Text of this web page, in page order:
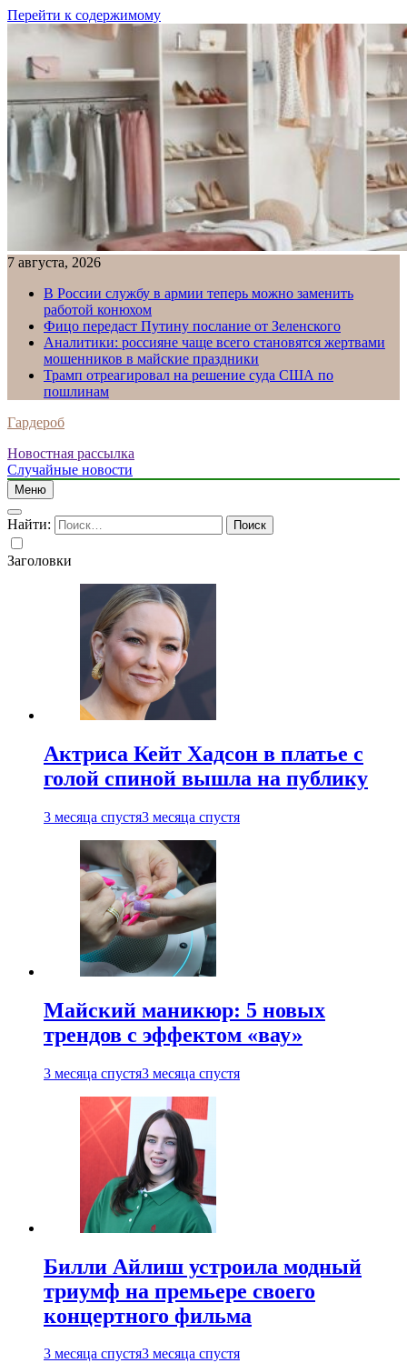
Перейти к содержимому
7 августа, 2026
В России службу в армии теперь можно заменить
работой конюхом
Фицо передаст Путину послание от Зеленского
Аналитики: россияне чаще всего становятся жертвами
мошенников в майские праздники
Трамп отреагировал на решение суда США по
пошлинам
Гардероб
Новостная рассылка
Случайные новости
Меню
Найти:
Заголовки
Актриса Кейт Хадсон в платье с
голой спиной вышла на публику
3 месяца спустя3 месяца спустя
Майский маникюр: 5 новых
трендов с эффектом «вау»
3 месяца спустя3 месяца спустя
Билли Айлиш устроила модный
триумф на премьере своего
концертного фильма
3 месяца спустя3 месяца спустя